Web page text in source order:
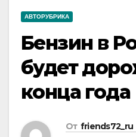
АВТОРУБРИКА
Бензин в
будет
конца года
От friends72_ru